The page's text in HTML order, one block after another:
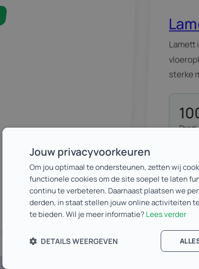
Lamett
sterke
kwam
Jouw privacyvoorkeuren
Om jou optimaal te ondersteunen, zetten wij
functionele cookies om de site soepel te laten
continu te verbeteren. Daarnaast plaatsen we
derden, in staat stellen jouw online activiteiten
te bieden. Wil je meer informatie? Lees verder
DETAILS WEERGEVEN